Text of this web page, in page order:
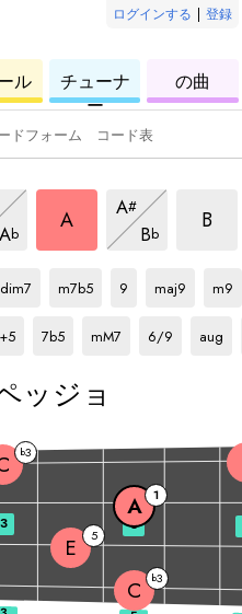
ログインする | 登録
ル
ク
レ
レ
チューナ
ー
ク
レ
の曲
ドフォーム コード表
ョ
ルペッジョ
Ab
ルペッジョ
A
m アルペッジョ
A#
m アルペッジョ
Bb
m アルペッジ
B
ジョ
dim7
アルペッジョ
A
m7b5
アルペッジョ
9
maj9
m9
7b5
mM7
6/9
aug
ッジョ
C b3
E 5
A 1
b3
3 5